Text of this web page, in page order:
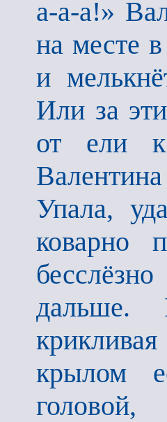
а-а-а!»
на месте
и
Или за
от ели
Упала,
коварно
дальше.
крылом
головой,